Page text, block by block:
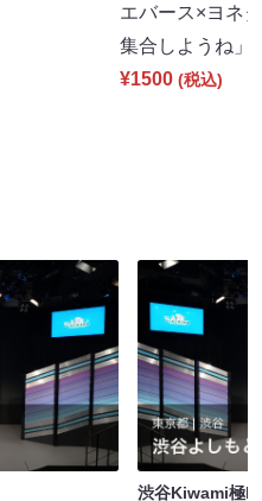
エバース×ヨネ
集合しようね
¥1500 (税込)
渋谷Kiwami極